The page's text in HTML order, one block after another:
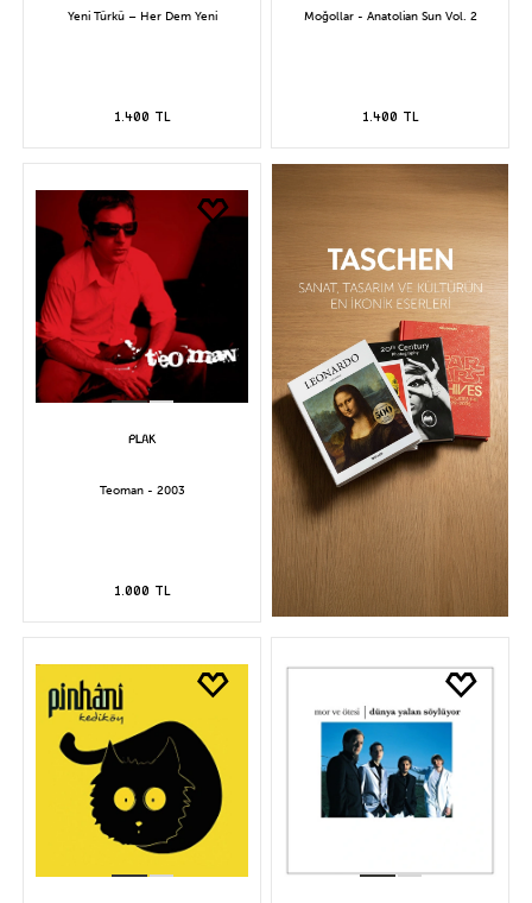
Yeni Türkü – Her Dem Yeni
1.400 TL
Moğollar - Anatolian Sun Vol. 2
1.400 TL
Teoman - 2003
1.000 TL